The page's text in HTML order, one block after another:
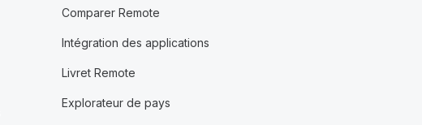
Comparer Remote
Intégration des applications
Livret Remote
Explorateur de pays